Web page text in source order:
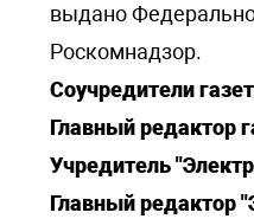
выдано
Роскомнадзор.
Соучредители
Главный редактор
Учредитель
Главный редактор